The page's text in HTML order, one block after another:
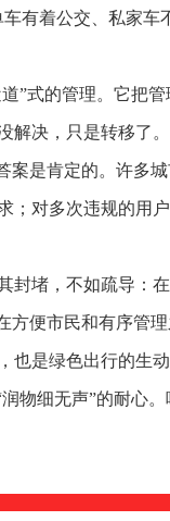
有着公交、私家
”式的管理。它把
决，只是转移了
案是肯定的。许多
；对多次违规的用
封堵，不如疏导：
方便市民和有序管
也是绿色出行的生
物细无声”的耐心